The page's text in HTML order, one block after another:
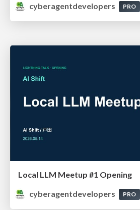
cyberagentdevelopers
PRO
Local LLM Meetup #1 Opening
cyberagentdevelopers
PRO